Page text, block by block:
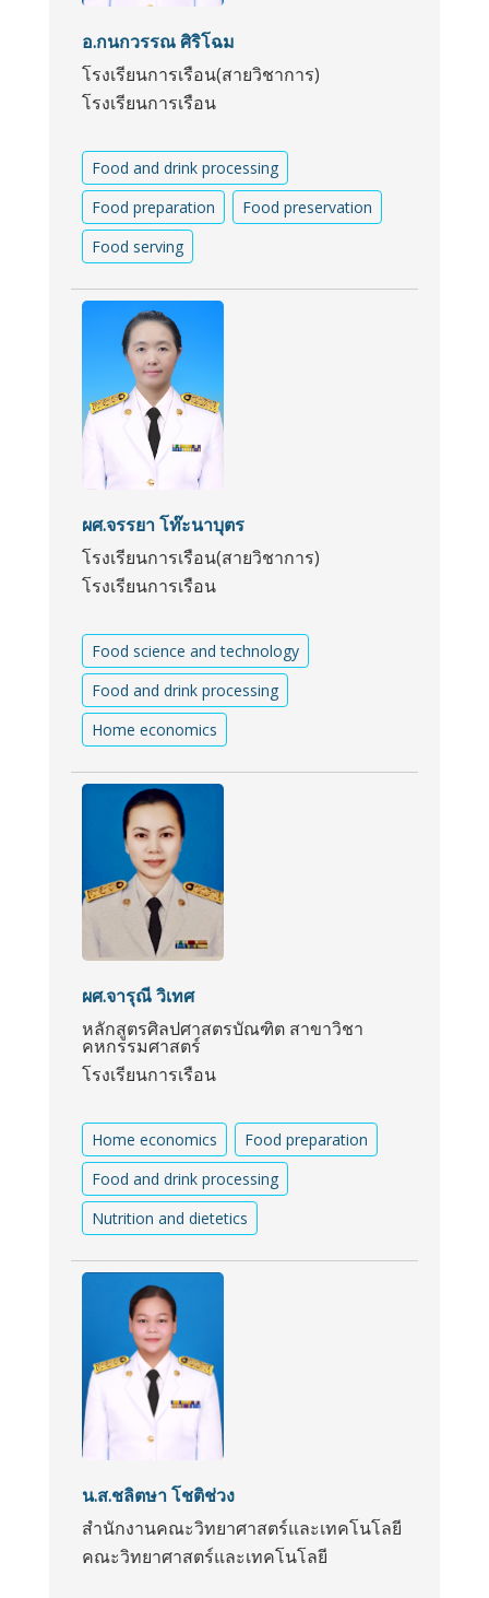
อ.กนกวรรณ ศิริโฉม
โรงเรียนการเรือน(สายวิชาการ)
โรงเรียนการเรือน
Food and drink processing
Food preparation
Food preservation
Food serving
ผศ.จรรยา โท๊ะนาบุตร
โรงเรียนการเรือน(สายวิชาการ)
โรงเรียนการเรือน
Food science and technology
Food and drink processing
Home economics
ผศ.จารุณี วิเทศ
หลักสูตรศิลปศาสตรบัณฑิต สาขาวิชา
คหกรรมศาสตร์
โรงเรียนการเรือน
Home economics
Food preparation
Food and drink processing
Nutrition and dietetics
น.ส.ชลิตษา โชติช่วง
สำนักงานคณะวิทยาศาสตร์และเทคโนโลยี
คณะวิทยาศาสตร์และเทคโนโลยี